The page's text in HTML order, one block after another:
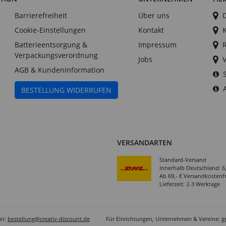
Barrierefreiheit
Cookie-Einstellungen
Batterieentsorgung &
Verpackungsverordnung
AGB & Kundeninformation
BESTELLUNG WIDERRUFEN
Über uns
Kontakt
Impressum
Jobs
VERSANDARTEN
Standard-Versand
Innerhalb Deutschland:
Ab 69,- €
Lieferzeit: 2-3 Werktage
bestellung@creativ-discount.de Für Einrichtungen, Unternehmen & Vereine: